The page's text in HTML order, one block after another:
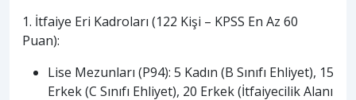
1. İtfaiye Eri Kadroları (122 Kişi – KPSS En Az 60
Puan):
Lise Mezunları (P94): 5 Kadın (B Sınıfı Ehliyet), 15
Erkek (C Sınıfı Ehliyet), 20 Erkek (İtfaiyecilik Alanı